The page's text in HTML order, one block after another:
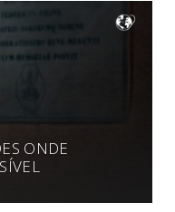
ONDE